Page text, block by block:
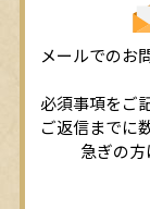
メールでのお
必須事項をご
ご返信までに
急ぎの方